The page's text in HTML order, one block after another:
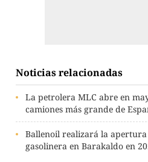
Noticias relacionadas
La petrolera MLC abre en
camiones más grande de
Ballenoil realizará la apertura
gasolinera en Barakaldo en